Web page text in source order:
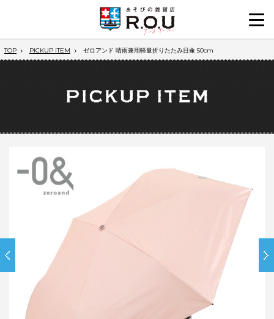
TOP PICKUP ITEM ゼロアンド 晴雨兼用軽量折りたたみ日傘 50cm